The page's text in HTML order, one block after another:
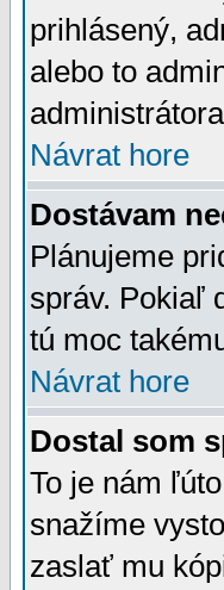
prihlásený,
alebo to
Návrat hore
Dostávam
Plánujeme
správ. Pokiaľ
tú moc
Návrat hore
Dostal som
To je nám
snažíme
zaslať mu